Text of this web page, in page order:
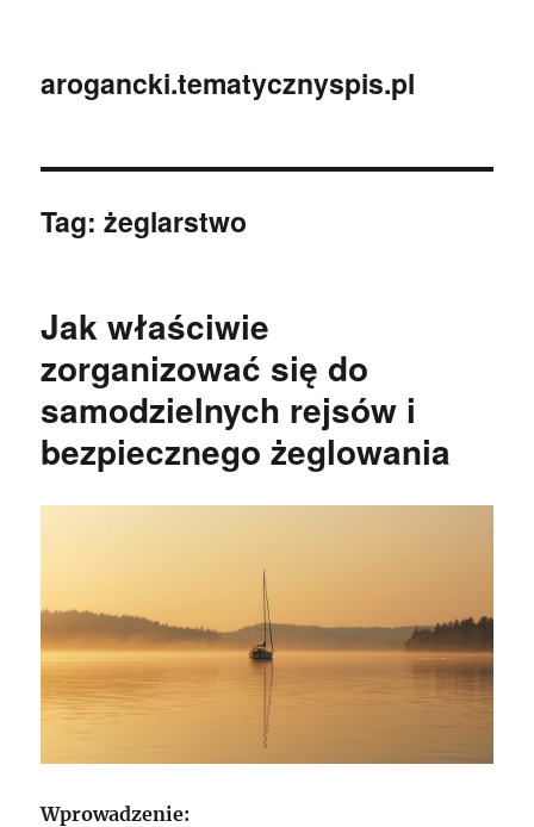
arogancki.tematycznyspis.pl
Tag:żeglarstwo
Jak właściwie
zorganizować się do
samodzielnych rejsów i
bezpiecznego żeglowania
Wprowadzenie: